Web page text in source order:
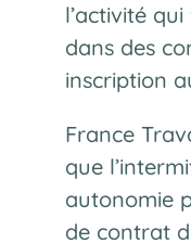
l’activité
dans des
inscription
France
que
autonomie
de contrat